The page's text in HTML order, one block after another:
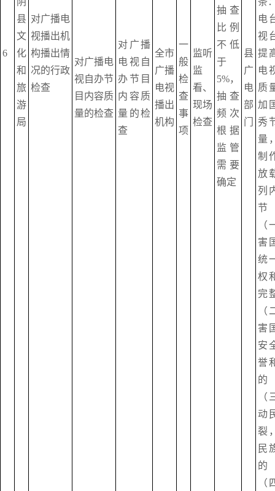
6
县
文
化
和
旅
游
局
对广播电
视播出机
构播出情
况的行政
检查
对广播电
视自办节
目内容质
量的检查
对广播
电视自
办节目
内容质
量的检
查
全市
广播
电视
播出
机构
一
般
检
查
事
项
监听
监
看、
现场
检查
抽查
比例
不低
于
5%，
抽查
频次
根据
监管
需要
确定
县
广
电
部
门
电
视
提
电
质
加
秀
量
制
放
列
节
（
害
统
权
完
（
害
安
誉
（
动
裂
民
（